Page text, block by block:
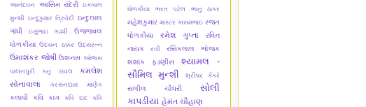
આનંદઘન આસિમ રાંદેરી
ઇકબાલ
મુન્શી ઇન્દુકુમાર ત્રિવેદી
ઇન્દુલાલ
ગાંધી
ઇસુભાઇ ગઢવી
ઉજ્જવલ
ધોળકીયા ઉદયન ઠક્કર ઉદયરત્ન
ઉમાશંકર જોષી ઉશનસ ઓજસ
પાલનપુરી
કનુ રાવલ
કમલેશ
સોનાવાલા
કરસનદાસ માણેક
કલાપી કવિ કાગ કવિ દાદ
કવિ
ધોળકીયા
ભરત પટેલ ભાનુ ઠાકર
મહેશકુમાર માસ્ટર કાસમભાઇ રજત
ધોળકીયા
રમેશ ગુપ્તા
રવિન
નાયક
રવી
રસિકલાલ ભોજક
શશાંક ફડણીસ
શ્યામલ -
સૌમિલ મુન્શી
શ્રીધર કેંકરે
સલીલ ચૌધરી
સોલી
કાપડીયા હેમંત ચૌહાણ